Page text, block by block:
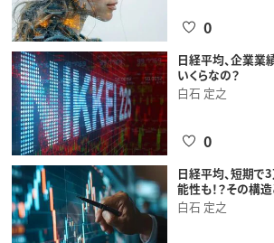
0
日経平均、企業業
いくらなの？
白石 定之
0
日経平均、短期
能性も！？その構造
白石 定之